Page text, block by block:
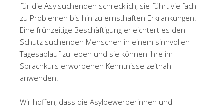
für die Asylsuchenden schrecklich, sie führt vielfach
zu Problemen bis hin zu ernsthaften Erkrankungen.
Eine frühzeitige Beschäftigung erleichtert es den
Schutz suchenden Menschen in einem sinnvollen
Tagesablauf zu leben und sie können ihre im
Sprachkurs erworbenen Kenntnisse zeitnah
anwenden.
Wir hoffen, dass die Asylbewerberinnen und -